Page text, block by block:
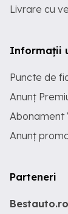
Livrare cu
Informații
Puncte de
Anunț
Abonament
Anunț
Parteneri
Bestauto.ro